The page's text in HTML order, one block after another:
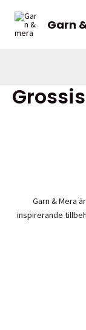
innehåll
Garn
Garn & Mera
inspirerande